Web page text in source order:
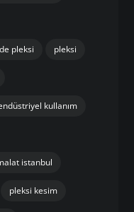
pleksi pleksi
kullanım
istanbul
pleksi kesim